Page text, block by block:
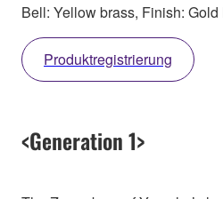
Bell: Yellow brass, Finish:
Produktregistrierung
<Generation 1>